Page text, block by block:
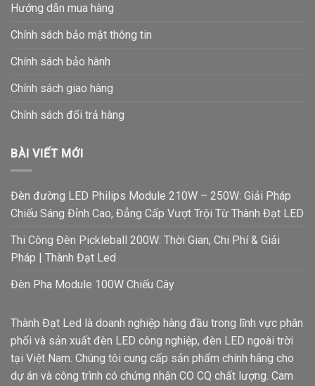
Hướng dẫn mua hàng
Chính sách bảo mật thông tin
Chính sách bảo hành
Chính sách giao hàng
Chính sách đổi trả hàng
BÀI VIẾT MỚI
Đèn đường LED Philips Module 210W – 250W: Giải Pháp
Chiếu Sáng Đỉnh Cao, Đẳng Cấp Vượt Trội Từ Thành Đạt LED
Thi Công Đèn Pickleball 200W: Thời Gian, Chi Phí & Giải
Pháp | Thành Đạt Led
Đèn Pha Module 100W Chiếu Cây
Thành Đạt Led là doanh nghiệp hàng đầu trong lĩnh vực phân
phối và sản xuất đèn LED công nghiệp, đèn LED ngoài trời
tại Việt Nam. Chúng tôi cung cấp sản phẩm chính hãng cho
dự án và công trình có chứng nhận CO CQ chất lượng. Cam